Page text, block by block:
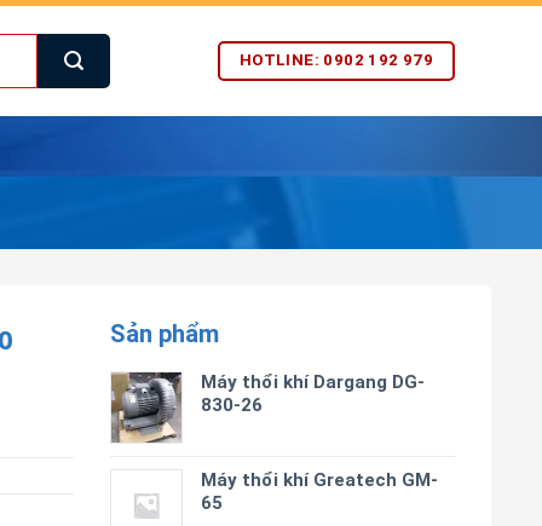
HOTLINE: 0902 192 979
Sản phẩm
Máy thổi khí Dargang DG-
830-26
Máy thổi khí Greatech GM-
65